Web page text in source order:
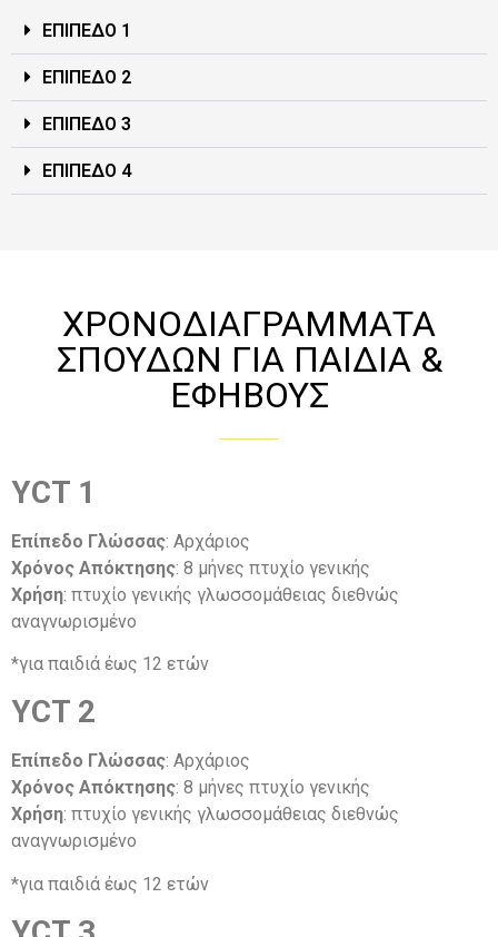
ΕΠΙΠΕΔΟ 1
ΕΠΙΠΕΔΟ 2
ΕΠΙΠΕΔΟ 3
ΕΠΙΠΕΔΟ 4
ΧΡΟΝΟΔΙΑΓΡΑΜΜΑΤΑ
ΣΠΟΥΔΩΝ ΓΙΑ ΠΑΙΔΙΑ &
ΕΦΗΒΟΥΣ
YCT 1
Επίπεδο Γλώσσας: Αρχάριος
Χρόνος Απόκτησης: 8 μήνες πτυχίο γενικής
Χρήση: πτυχίο γενικής γλωσσομάθειας διεθνώς
αναγνωρισμένο
*για παιδιά έως 12 ετών
YCT 2
Επίπεδο Γλώσσας: Αρχάριος
Χρόνος Απόκτησης: 8 μήνες πτυχίο γενικής
Χρήση: πτυχίο γενικής γλωσσομάθειας διεθνώς
αναγνωρισμένο
*για παιδιά έως 12 ετών